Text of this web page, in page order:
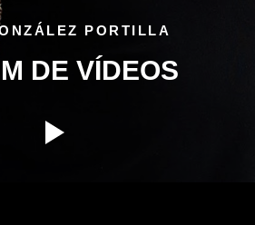
PORTILLA
DE VÍDEOS